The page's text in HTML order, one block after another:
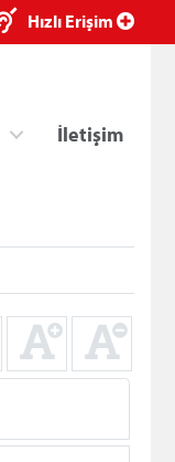
Hızlı Erişim
İletişim
×